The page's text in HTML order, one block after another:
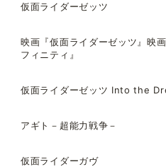
仮面ライダーゼッツ
映画『仮面ライダーゼッツ』映
フィニティ』
仮面ライダーゼッツ Into the
アギト－超能力戦争－
仮面ライダーガヴ